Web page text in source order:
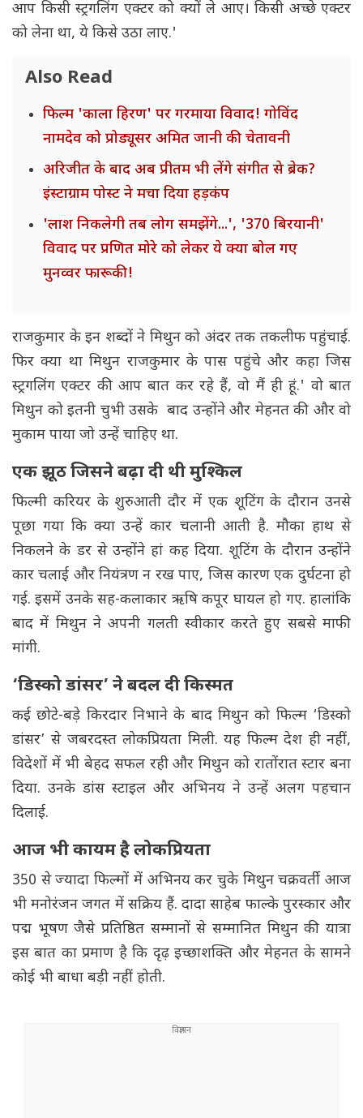
आप किसी स्ट्रगलिंग एक्टर को क्यों ले आए। किसी अच्छे एक्टर
को लेना था, ये किसे उठा लाए.'
Also Read
फिल्म 'काला हिरण' पर गरमाया विवाद! गोविंद
नामदेव को प्रोड्यूसर अमित जानी की चेतावनी
अरिजीत के बाद अब प्रीतम भी लेंगे संगीत से ब्रेक?
इंस्टाग्राम पोस्ट ने मचा दिया हड़कंप
'लाश निकलेगी तब लोग समझेंगे...', '370 बिरयानी'
विवाद पर प्रणित मोरे को लेकर ये क्या बोल गए
मुनव्वर फारूकी!
राजकुमार के इन शब्दों ने मिथुन को अंदर तक तकलीफ पहुंचाई.
फिर क्या था मिथुन राजकुमार के पास पहुंचे और कहा जिस
स्ट्रगलिंग एक्टर की आप बात कर रहे हैं, वो मैं ही हूं.' वो बात
मिथुन को इतनी चुभी उसके बाद उन्होंने और मेहनत की और वो
मुकाम पाया जो उन्हें चाहिए था.
एक झूठ जिसने बढ़ा दी थी मुश्किल
फिल्मी करियर के शुरुआती दौर में एक शूटिंग के दौरान उनसे
पूछा गया कि क्या उन्हें कार चलानी आती है. मौका हाथ से
निकलने के डर से उन्होंने हां कह दिया. शूटिंग के दौरान उन्होंने
कार चलाई और नियंत्रण न रख पाए, जिस कारण एक दुर्घटना हो
गई. इसमें उनके सह-कलाकार ऋषि कपूर घायल हो गए. हालांकि
बाद में मिथुन ने अपनी गलती स्वीकार करते हुए सबसे माफी
मांगी.
‘डिस्को डांसर’ ने बदल दी किस्मत
कई छोटे-बड़े किरदार निभाने के बाद मिथुन को फिल्म ‘डिस्को
डांसर’ से जबरदस्त लोकप्रियता मिली. यह फिल्म देश ही नहीं,
विदेशों में भी बेहद सफल रही और मिथुन को रातोंरात स्टार बना
दिया. उनके डांस स्टाइल और अभिनय ने उन्हें अलग पहचान
दिलाई.
आज भी कायम है लोकप्रियता
350 से ज्यादा फिल्मों में अभिनय कर चुके मिथुन चक्रवर्ती आज
भी मनोरंजन जगत में सक्रिय हैं. दादा साहेब फाल्के पुरस्कार और
पद्म भूषण जैसे प्रतिष्ठित सम्मानों से सम्मानित मिथुन की यात्रा
इस बात का प्रमाण है कि दृढ़ इच्छाशक्ति और मेहनत के सामने
कोई भी बाधा बड़ी नहीं होती.